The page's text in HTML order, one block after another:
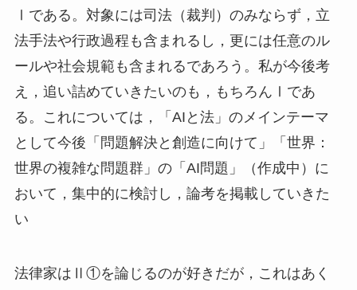
Ⅰである。対象には司法（裁判）のみならず，立
法手法や行政過程も含まれるし，更には任意のル
ールや社会規範も含まれるであろう。私が今後考
え，追い詰めていきたいのも，もちろんⅠであ
る。これについては，「AIと法」のメインテーマ
として今後「問題解決と創造に向けて」「世界：
世界の複雑な問題群」の「AI問題」（作成中）に
おいて，集中的に検討し，論考を掲載していきた
い
法律家はⅡ①を論じるのが好きだが，これはあく